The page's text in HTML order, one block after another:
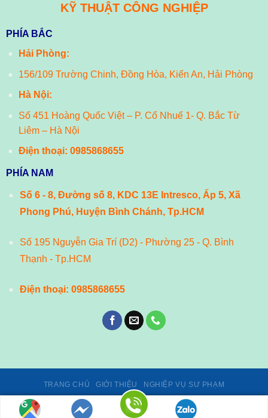
KỸ THUẬT CÔNG NGHIỆP
PHÍA BẮC
Hải Phòng:
156/109 Trường Chinh, Đồng Hòa, Kiến An, Hải Phòng
Hà Nội:
Số 451 Hoàng Quốc Việt – P. Cổ Nhuế 1- Q. Bắc Từ
Liêm – Hà Nội
Điện thoại: 0985868655
PHÍA NAM
Số 6 - 8, Đường số 8, KDC 13E Intresco, Ấp 5, Xã
Phong Phú, Huyện Bình Chánh, Tp.HCM
Số 195 Nguyễn Gia Trí (D2) - Phường 25 - Q. Bình
Thạnh - Tp.HCM
Điện thoại: 0985868655
TRANG CHỦ GIỚI THIỆU NGHIỆP VỤ SƯ PHẠM
Giấy phép số 02/GP-TTĐT, ngày 24/01/2014 của Cục Phát thanh,
truyền hình và Thông tin điện tử - Bộ Thông tin và Truyền thông.